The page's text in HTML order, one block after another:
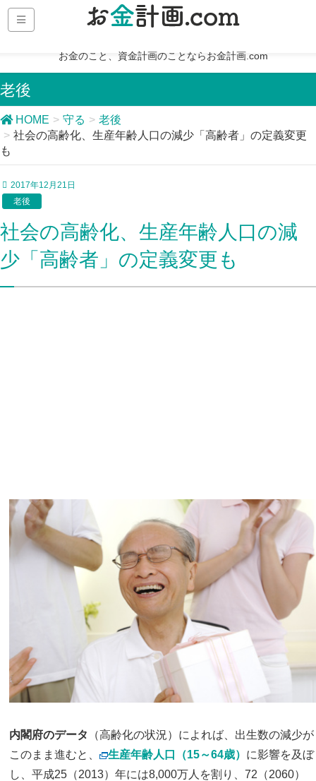
お金のこと、資金計画のことならお金計画.com
老後
HOME 守る
老後
社会の高齢化、生産年齢人口の減少「高齢者」の定義変更
も
2017年12月21日
老後
社会の高齢化、生産年齢人口の減
少「高齢者」の定義変更も
内閣府のデータ
（高齢化の状況）によれば、出生数の減少が
このまま進むと、
生産年齢人口（15～64歳） に影響を及ぼ
し、平成25（2013）年には8,000万人を割り、72（2060）